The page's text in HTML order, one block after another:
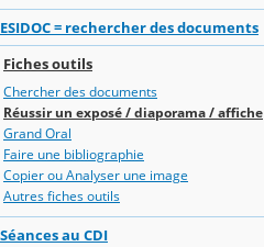
ESIDOC = rechercher des documents
Fiches outils
Chercher des documents
Réussir un exposé / diaporama / affiche
Grand Oral
Faire une bibliographie
Copier ou Analyser une image
Autres fiches outils
Séances au CDI